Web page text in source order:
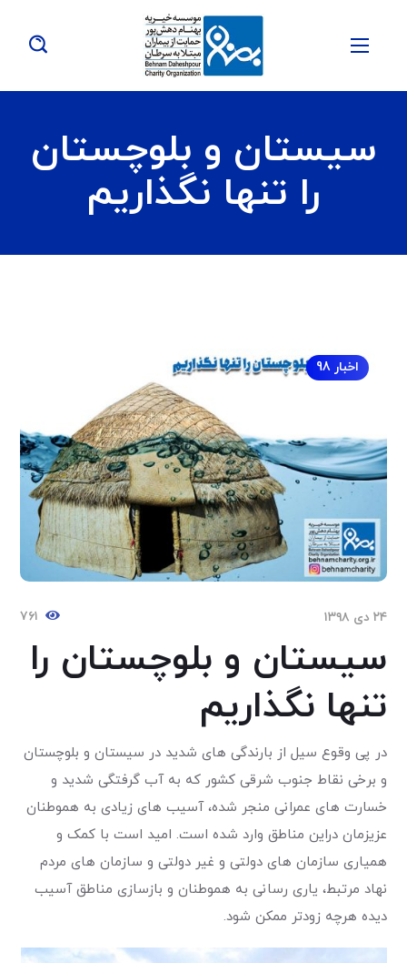
سیستان و بلوچستان
را تنها نگذاریم
اخبار 98
۲۴ دی ۱۳۹۸ ۷۶۱
سیستان و بلوچستان را
تنها نگذاریم
در پی وقوع سیل از بارندگی های شدید در سیستان و بلوچستان
و برخی نقاط جنوب شرقی کشور که به آب گرفتگی شدید و
خسارت های عمرانی منجر شده، آسیب های زیادی به هموطنان
عزیزمان دراین مناطق وارد شده است. امید است با کمک و
همیاری سازمان های دولتی و غیر دولتی و سازمان های مردم
نهاد مرتبط، یاری رسانی به هموطنان و بازسازی مناطق آسیب
دیده هرچه زودتر ممکن شود.